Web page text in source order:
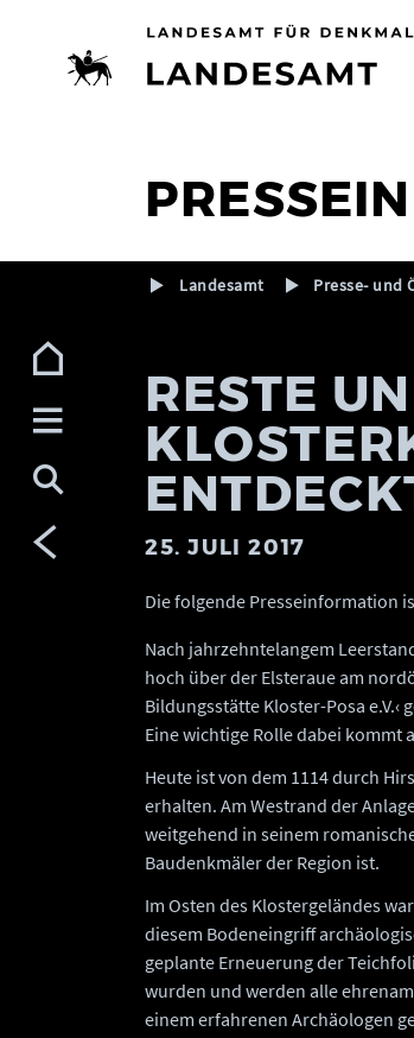
Landesamt Presse- und
RESTE
25. JULI 2017
Die folgende Presseinformation
Nach jahrzehntelangem
hoch über der Elsteraue am
Bildungsstätte Kloster-Posa
Eine wichtige Rolle dabei kommt
Heute ist von dem 1114 durch
erhalten. Am Westrand der
weitgehend in seinem
Baudenkmäler der Region ist.
Im Osten des Klostergeländes
diesem Bodeneingriff
geplante Erneuerung der
wurden und werden alle
einem erfahrenen Archäologen